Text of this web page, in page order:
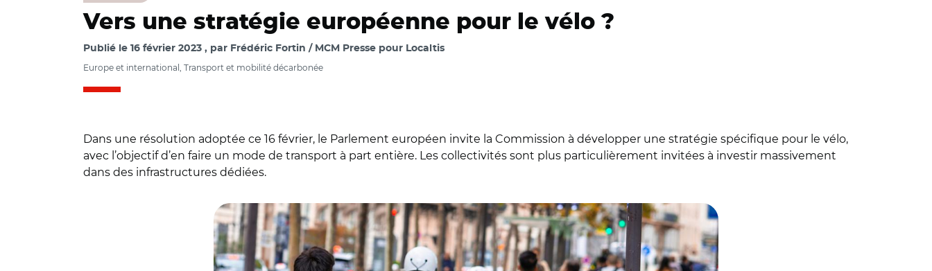
Vers une stratégie européenne pour le vélo ?
Publié le 16 février 2023 par Frédéric Fortin / MCM Presse pour Localtis
Europe et international, Transport et mobilité décarbonée
Dans une résolution adoptée ce 16 février, le Parlement européen invite la Commission à développer une stratégie spécifique pour le vélo,
avec l’objectif d’en faire un mode de transport à part entière. Les collectivités sont plus particulièrement invitées à investir massivement
dans des infrastructures dédiées.